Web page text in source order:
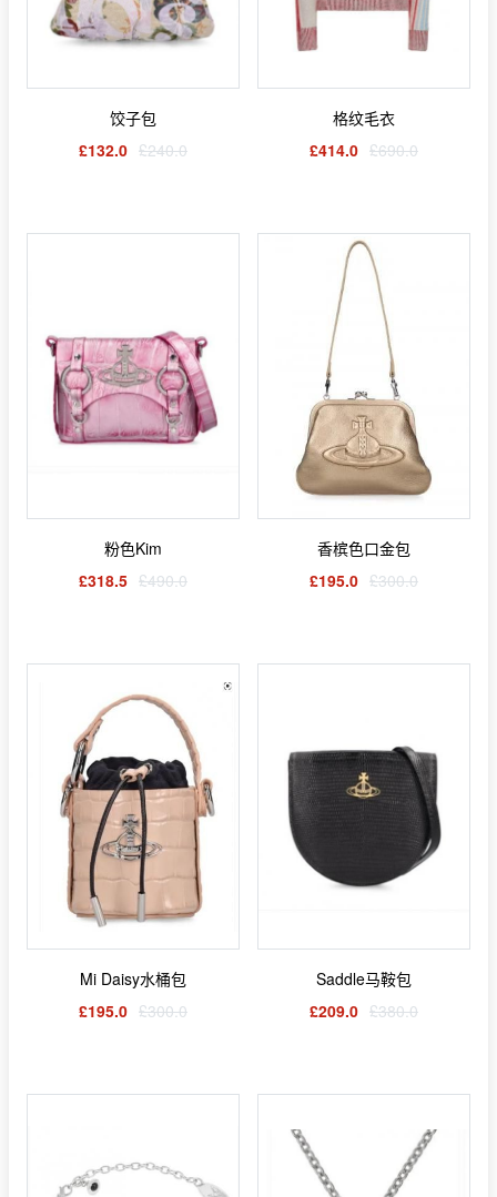
饺子包
£132.0 £240.0
格纹毛衣
£414.0 £690.0
粉色Kim
£318.5 £490.0
香槟色口金包
£195.0 £300.0
Mi Daisy水桶包
£195.0 £300.0
Saddle马鞍包
£209.0 £380.0